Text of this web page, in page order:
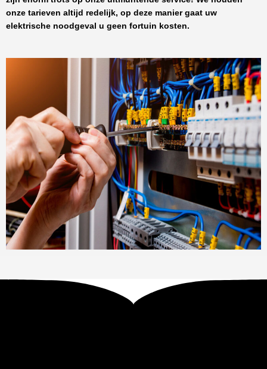
onze tarieven altijd redelijk, op deze manier gaat uw
elektrische noodgeval u geen fortuin kosten.